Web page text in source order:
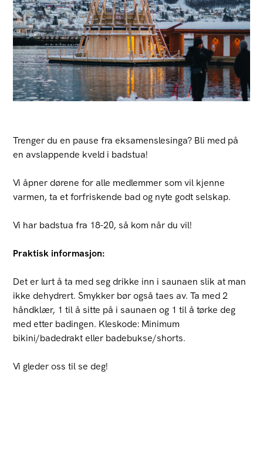
Trenger du en pause fra eksamenslesinga? Bli med på
en avslappende kveld i badstua!
Vi åpner dørene for alle medlemmer som vil kjenne
varmen, ta et forfriskende bad og nyte godt selskap.
Vi har badstua fra 18-20, så kom når du vil!
Praktisk informasjon:
Det er lurt å ta med seg drikke inn i saunaen slik at man
ikke dehydrert. Smykker bør også taes av. Ta med 2
håndklær, 1 til å sitte på i saunaen og 1 til å tørke deg
med etter badingen. Kleskode: Minimum
bikini/badedrakt eller badebukse/shorts.
Vi gleder oss til se deg!